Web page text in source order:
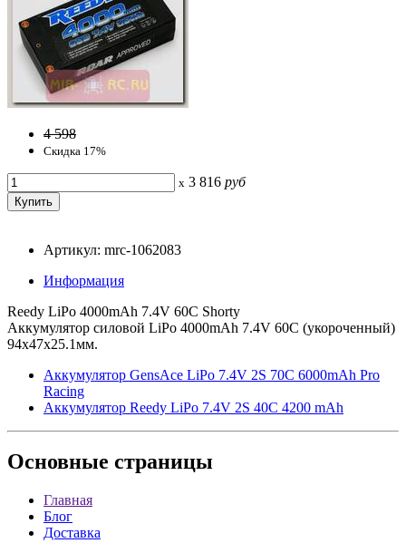
4 598
Скидка 17%
x 3 816 руб
Артикул: mrc-1062083
Информация
Reedy LiPo 4000mAh 7.4V 60C Shorty
Аккумулятор силовой LiPo 4000mAh 7.4V 60C (укороченный)
94x47x25.1мм.
Аккумулятор GensAce LiPo 7.4V 2S 70C 6000mAh Pro
Racing
Аккумулятор Reedy LiPo 7.4V 2S 40C 4200 mAh
Основные страницы
Главная
Блог
Доставка